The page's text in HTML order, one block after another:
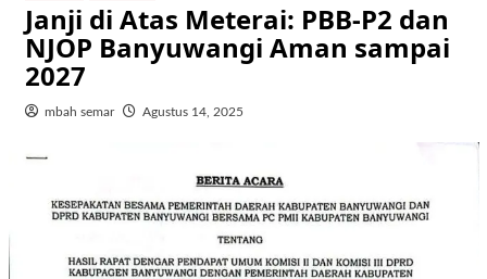
Janji di Atas Meterai: PBB-P2 dan
NJOP Banyuwangi Aman sampai
2027
mbah semar Agustus 14, 2025